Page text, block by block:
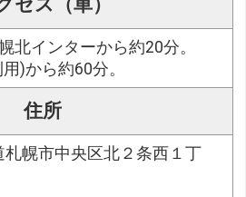
セス（車）
インターから約20分。
)から約60分。
住所
札幌市中央区北２条西１丁